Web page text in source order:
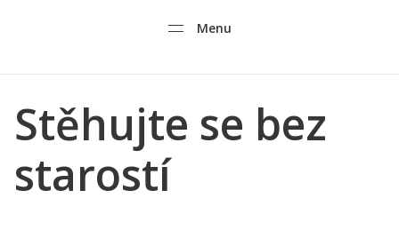
Menu
Stěhujte se bez
starostí